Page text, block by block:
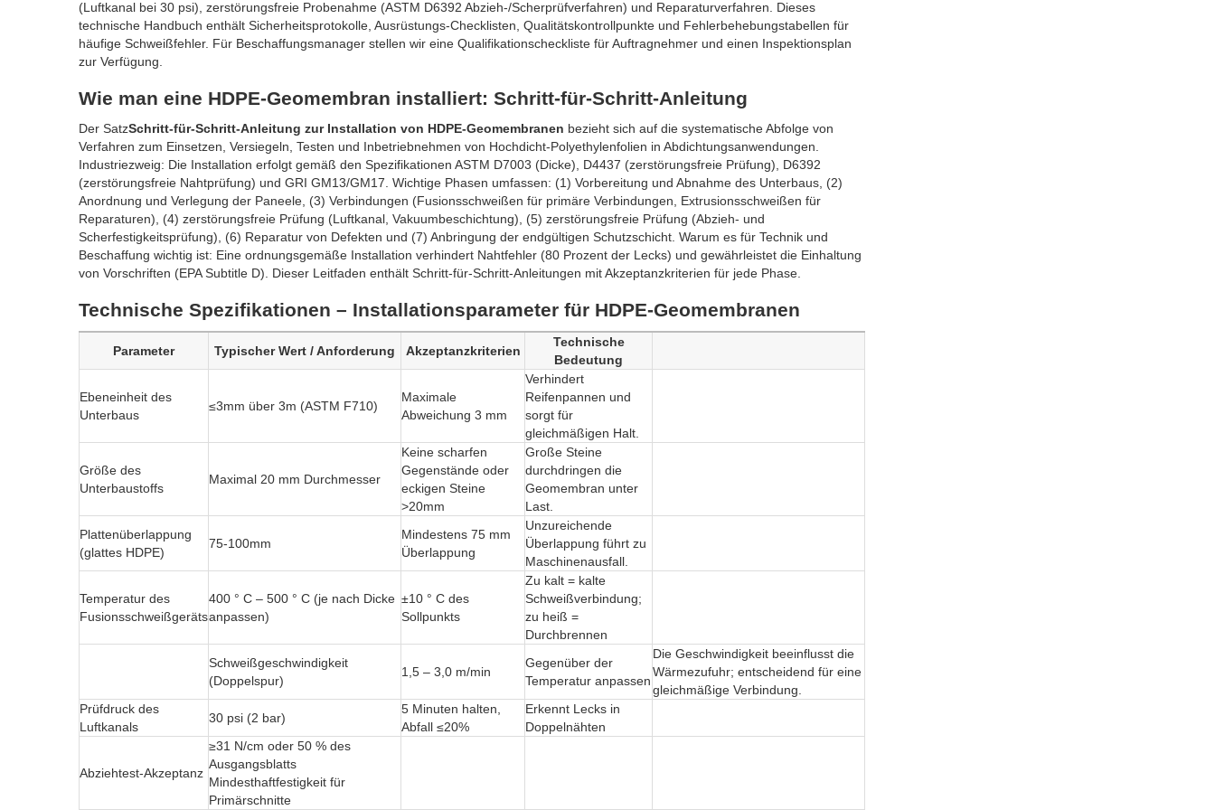
(Luftkanal bei 30 psi), zerstörungsfreie Probenahme (ASTM D6392 Abzieh-/Scherprüfverfahren) und Reparaturverfahren. Dieses
technische Handbuch enthält Sicherheitsprotokolle, Ausrüstungs-Checklisten, Qualitätskontrollpunkte und Fehlerbehebungstabellen für
häufige Schweißfehler. Für Beschaffungsmanager stellen wir eine Qualifikationscheckliste für Auftragnehmer und einen Inspektionsplan
zur Verfügung.
Wie man eine HDPE-Geomembran installiert: Schritt-für-Schritt-Anleitung
Der SatzSchritt-für-Schritt-Anleitung zur Installation von HDPE-Geomembranen bezieht sich auf die systematische Abfolge von
Verfahren zum Einsetzen, Versiegeln, Testen und Inbetriebnehmen von Hochdicht-Polyethylenfolien in Abdichtungsanwendungen.
Industriezweig: Die Installation erfolgt gemäß den Spezifikationen ASTM D7003 (Dicke), D4437 (zerstörungsfreie Prüfung), D6392
(zerstörungsfreie Nahtprüfung) und GRI GM13/GM17. Wichtige Phasen umfassen: (1) Vorbereitung und Abnahme des Unterbaus, (2)
Anordnung und Verlegung der Paneele, (3) Verbindungen (Fusionsschweißen für primäre Verbindungen, Extrusionsschweißen für
Reparaturen), (4) zerstörungsfreie Prüfung (Luftkanal, Vakuumbeschichtung), (5) zerstörungsfreie Prüfung (Abzieh- und
Scherfestigkeitsprüfung), (6) Reparatur von Defekten und (7) Anbringung der endgültigen Schutzschicht. Warum es für Technik und
Beschaffung wichtig ist: Eine ordnungsgemäße Installation verhindert Nahtfehler (80 Prozent der Lecks) und gewährleistet die Einhaltung
von Vorschriften (EPA Subtitle D). Dieser Leitfaden enthält Schritt-für-Schritt-Anleitungen mit Akzeptanzkriterien für jede Phase.
Technische Spezifikationen – Installationsparameter für HDPE-Geomembranen
Parameter Typischer Wert / Anforderung Akzeptanzkriterien
Technische
Bedeutung
Ebeneinheit des
Unterbaus
≤3mm über 3m (ASTM F710)
Maximale
Abweichung 3 mm
Verhindert
Reifenpannen und
sorgt für
gleichmäßigen Halt.
Größe des
Unterbaustoffs
Maximal 20 mm Durchmesser
Keine scharfen
Gegenstände oder
eckigen Steine
>20mm
Große Steine
durchdringen die
Geomembran unter
Last.
Plattenüberlappung
(glattes HDPE)
75-100mm
Mindestens 75 mm
Überlappung
Unzureichende
Überlappung führt zu
Maschinenausfall.
Temperatur des
Fusionsschweißgeräts
400 ° C – 500 ° C (je nach Dicke
anpassen)
±10 ° C des
Sollpunkts
Zu kalt = kalte
Schweißverbindung;
zu heiß =
Durchbrennen
Schweißgeschwindigkeit
(Doppelspur)
1,5 – 3,0 m/min
Gegenüber der
Temperatur anpassen
Die Geschwindigkeit beeinflusst die
Wärmezufuhr; entscheidend für eine
gleichmäßige Verbindung.
Prüfdruck des
Luftkanals
30 psi (2 bar)
5 Minuten halten,
Abfall ≤20%
Erkennt Lecks in
Doppelnähten
Abziehtest-Akzeptanz
≥31 N/cm oder 50 % des
Ausgangsblatts
Mindesthaftfestigkeit für
Primärschnitte